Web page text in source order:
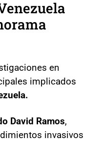
en
implicados
David Ramos,
invasivos